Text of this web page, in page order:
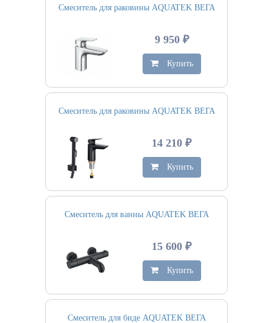
Смеситель для раковины AQUATEK ВЕГА
9 950 ₽
Купить
Смеситель для раковины AQUATEK ВЕГА
14 210 ₽
Купить
Смеситель для ванны AQUATEK ВЕГА
15 600 ₽
Купить
Смеситель для биде AQUATEK ВЕГА